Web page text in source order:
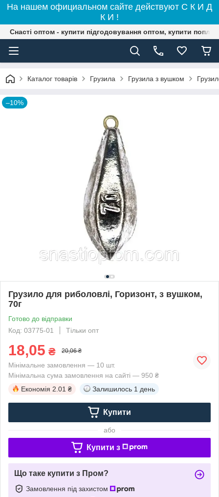
На нашем официальном сайте действуют С К И Д
К И !
Снасті оптом - купити підгодовування оптом, купити
Каталог товарів Грузила Грузила з вушком
–10%
Грузило для риболовлі, Горизонт, з вушком,
70г
Готово до відправки
Код: 03775-01
Тільки опт
18,05 ₴ 20,06 ₴
Мінімальне замовлення — 10 шт.
Мінімальна сума замовлення на сайті — 950 ₴
Економія 2.01 ₴ Залишилось 1 день
Купити
або
Купити з
Що таке купити з Пром?
Замовлення під захистом